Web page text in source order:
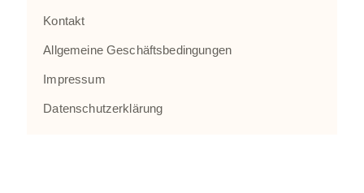
Kontakt
Allgemeine Geschäftsbedingungen
Impressum
Datenschutzerklärung